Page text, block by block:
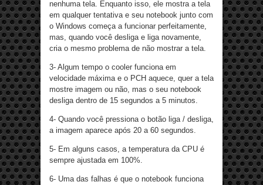
nenhuma tela. Enquanto isso, ele mostra a tela
em qualquer tentativa e seu notebook junto com
o Windows começa a funcionar perfeitamente,
mas, quando você desliga e liga novamente,
cria o mesmo problema de não mostrar a tela.
3- Algum tempo o cooler funciona em
velocidade máxima e o PCH aquece, quer a tela
mostre imagem ou não, mas o seu notebook
desliga dentro de 15 segundos a 5 minutos.
4- Quando você pressiona o botão liga / desliga,
a imagem aparece após 20 a 60 segundos.
5- Em alguns casos, a temperatura da CPU é
sempre ajustada em 100%.
6- Uma das falhas é que o notebook funciona